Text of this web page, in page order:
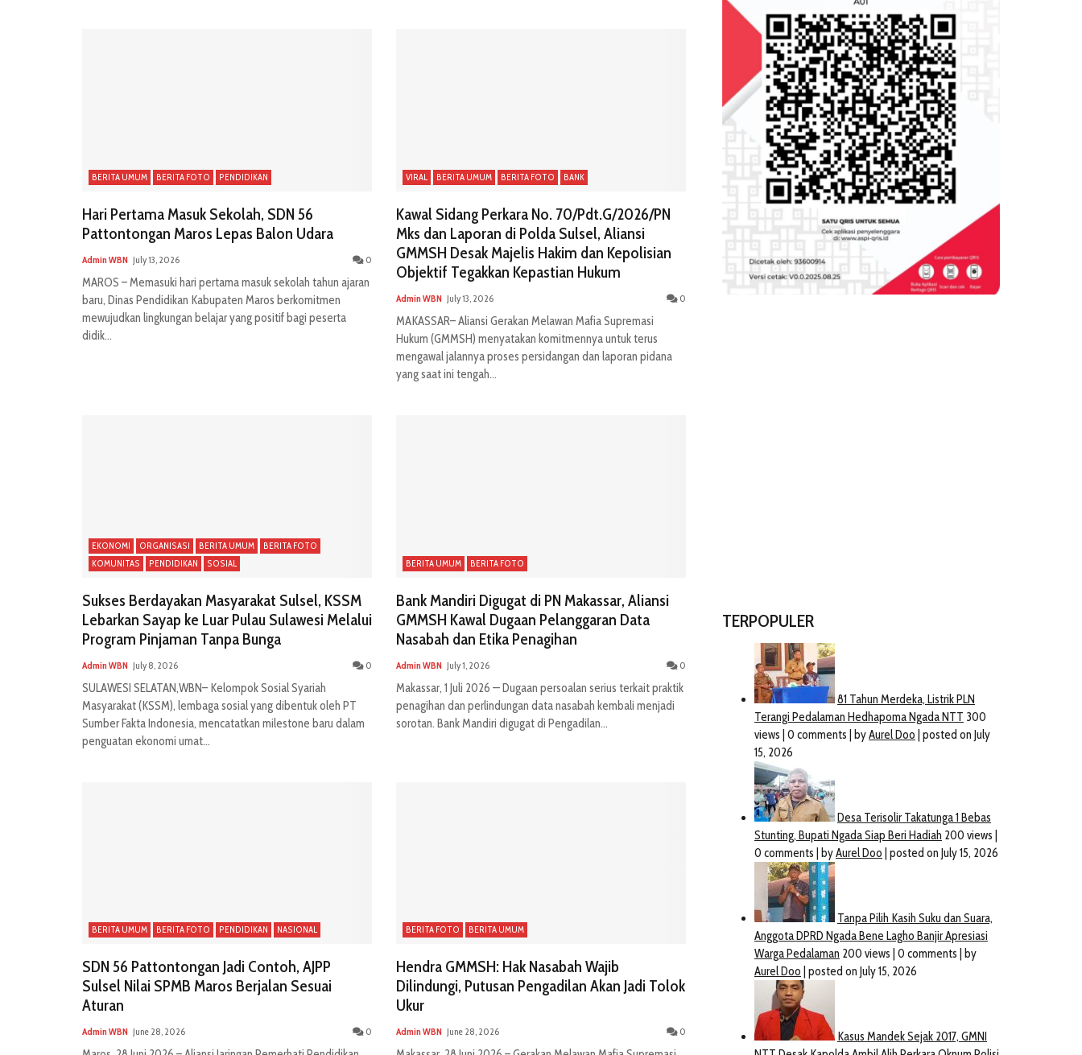
BERITA UMUM BERITA FOTO PENDIDIKAN
Hari Pertama Masuk Sekolah, SDN 56
Pattontongan Maros Lepas Balon Udara
Admin WBN July 13, 2026 0
MAROS – Memasuki hari pertama masuk sekolah tahun ajaran
baru, Dinas Pendidikan Kabupaten Maros berkomitmen
mewujudkan lingkungan belajar yang positif bagi peserta
didik...
VIRAL BERITA UMUM BERITA FOTO BANK
Kawal Sidang Perkara No. 70/Pdt.G/2026/PN
Mks dan Laporan di Polda Sulsel, Aliansi
GMMSH Desak Majelis Hakim dan Kepolisian
Objektif Tegakkan Kepastian Hukum
Admin WBN July 13, 2026 0
MAKASSAR– Aliansi Gerakan Melawan Mafia Supremasi
Hukum (GMMSH) menyatakan komitmennya untuk terus
mengawal jalannya proses persidangan dan laporan pidana
yang saat ini tengah...
EKONOMI ORGANISASI BERITA UMUM
BERITA FOTO
KOMUNITAS
PENDIDIKAN SOSIAL
Sukses Berdayakan Masyarakat Sulsel, KSSM
Lebarkan Sayap ke Luar Pulau Sulawesi Melalui
Program Pinjaman Tanpa Bunga
Admin WBN July 8, 2026 0
SULAWESI SELATAN,WBN– Kelompok Sosial Syariah
Masyarakat (KSSM), lembaga sosial yang dibentuk oleh PT
Sumber Fakta Indonesia, mencatatkan milestone baru dalam
penguatan ekonomi umat...
BERITA UMUM BERITA FOTO
Bank Mandiri Digugat di PN Makassar, Aliansi
GMMSH Kawal Dugaan Pelanggaran Data
Nasabah dan Etika Penagihan
Admin WBN July 1, 2026 0
Makassar, 1 Juli 2026 — Dugaan persoalan serius terkait praktik
penagihan dan perlindungan data nasabah kembali menjadi
sorotan. Bank Mandiri digugat di Pengadilan...
BERITA UMUM BERITA FOTO PENDIDIKAN NASIONAL
SDN 56 Pattontongan Jadi Contoh, AJPP
Sulsel Nilai SPMB Maros Berjalan Sesuai
Aturan
Admin WBN June 28, 2026 0
BERITA FOTO BERITA UMUM
Hendra GMMSH: Hak Nasabah Wajib
Dilindungi, Putusan Pengadilan Akan Jadi Tolok
Ukur
Admin WBN June 28, 2026 0
TERPOPULER